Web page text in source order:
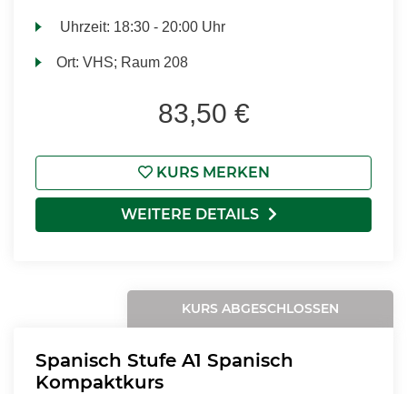
Uhrzeit: 18:30 - 20:00 Uhr
Ort:VHS; Raum 208
83,50 €
KURS MERKEN
WEITERE DETAILS
KURS ABGESCHLOSSEN
Spanisch Stufe A1 Spanisch
Kompaktkurs